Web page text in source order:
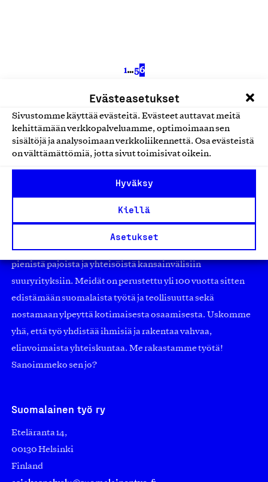
Evästeasetukset
Sivustomme käyttää evästeitä. Evästeet auttavat meitä
kehittämään verkkopalveluamme, optimoimaan sen
sisältöjä ja analysoimaan verkkoliikennettä. Osa evästeistä
on välttämättömiä, jotta sivut toimisivat oikein.
Hyväksy
Kiellä
Asetukset
1…56
Olemme jäsentemme omistama puolueeton,
Jäseninämme on koko suomalaisen yhteiskunnan kirjo
pienistä pajoista ja yhteisöistä kansainvälisiin
suuryrityksiin. Meidät on perustettu yli 100 vuotta sitten
edistämään suomalaista työtä ja teollisuutta sekä
nostamaan ylpeyttä kotimaisesta osaamisesta. Uskomme
yhä, että työ yhdistää ihmisiä ja rakentaa vahvaa,
elinvoimaista yhteiskuntaa. Me rakastamme työtä!
Sanoimmeko sen jo?
Suomalainen työ ry
Eteläranta 14,
00130 Helsinki
Finland